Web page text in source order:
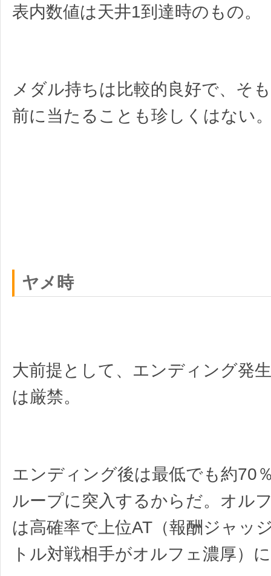
表内数値は天井1到達時のもの。
メダル持ちは比較的良好で、そ
前に当たることも珍しくはない
ヤメ時
大前提として、エンディング発
は厳禁。
エンディング後は最低でも約70
ループに突入するからだ。オル
は高確率で上位AT（報酬ジャッ
トル対戦相手がオルフェ濃厚）